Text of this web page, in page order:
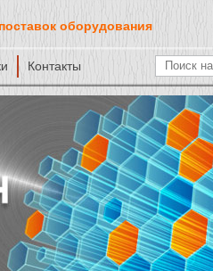
оборудования
Поиск
Контакты